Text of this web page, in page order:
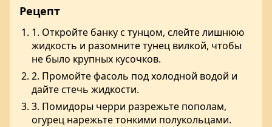
Рецепт
1. Откройте банку с тунцом, слейте лишнюю
жидкость и разомните тунец вилкой, чтобы
не было крупных кусочков.
2. Промойте фасоль под холодной водой и
дайте стечь жидкости.
3. Помидоры черри разрежьте пополам,
огурец нарежьте тонкими полукольцами.